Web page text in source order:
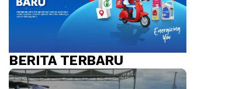
BERITA TERBARU